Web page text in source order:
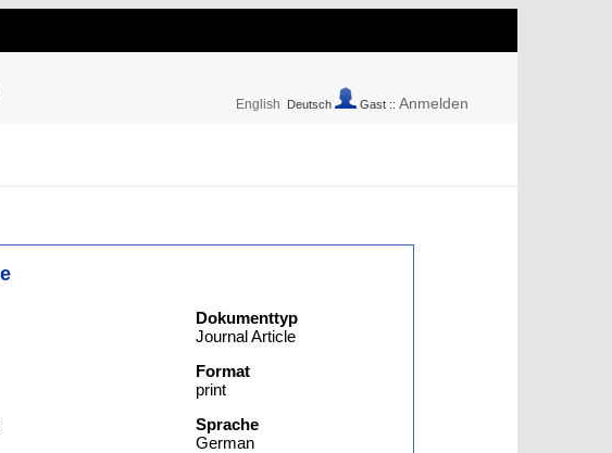
English Deutsch Gast :: Anmelden
Dokumenttyp
Journal Article
Format
print
Sprache
German